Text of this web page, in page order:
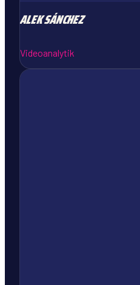
ALEKSÁNCHEZ
Videoanalytik